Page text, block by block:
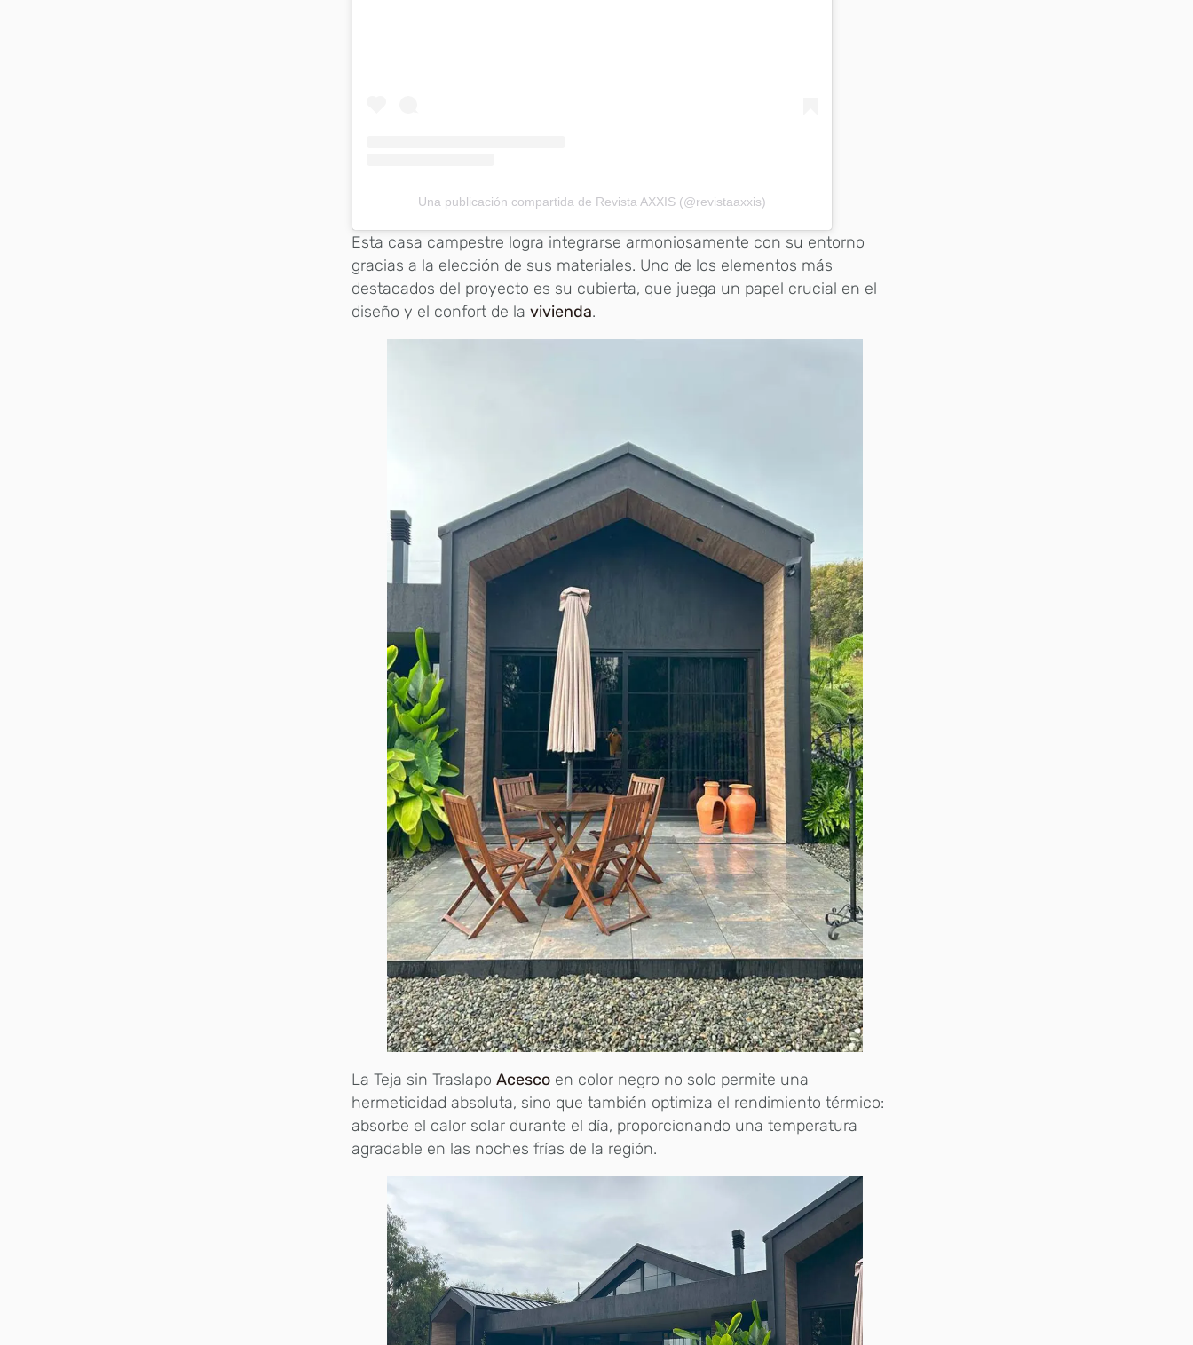
Una publicación compartida de Revista AXXIS (@revistaaxxis)
Esta casa campestre logra integrarse armoniosamente con su entorno
gracias a la elección de sus materiales. Uno de los elementos más
destacados del proyecto es su cubierta, que juega un papel crucial en el
diseño y el confort de lavivienda.
La Teja sin TraslapoAcesco en color negro no solo permite una
hermeticidad absoluta, sino que también optimiza el rendimiento térmico:
absorbe el calor solar durante el día, proporcionando una temperatura
agradable en las noches frías de la región.